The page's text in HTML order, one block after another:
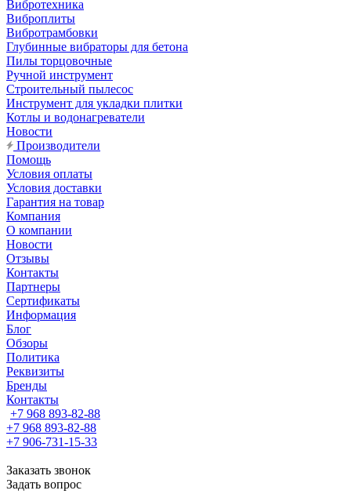
Вибротехника
Виброплиты
Вибротрамбовки
Глубинные вибраторы для бетона
Пилы торцовочные
Ручной инструмент
Строительный пылесос
Инструмент для укладки плитки
Котлы и водонагреватели
Новости
Производители
Помощь
Условия оплаты
Условия доставки
Гарантия на товар
Компания
О компании
Новости
Отзывы
Контакты
Партнеры
Сертификаты
Информация
Блог
Обзоры
Политика
Реквизиты
Бренды
Контакты
+7 968 893-82-88
+7 968 893-82-88
+7 906-731-15-33
Заказать звонок
Задать вопрос